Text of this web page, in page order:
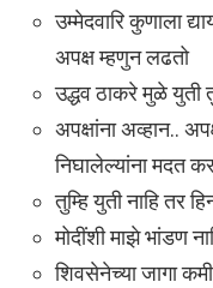
उम्मेदवारि कुणाला
अपक्ष म्हणुन लढतो
उद्धव ठाकरे मुळे युती
अपक्षांना अव्हान..
निघालेल्यांना मदत
तुम्हि युती नाहि तर
मोदींशी माझे भांडण
शिवसेनेच्या जागा